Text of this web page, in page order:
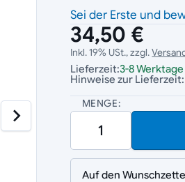
Sei der Erste und
34,50 €
Inkl. 19% USt., zzgl.
Lieferzeit:3-8 Werktage
Hinweise zur Lieferzeit:
MENGE:
Auf den